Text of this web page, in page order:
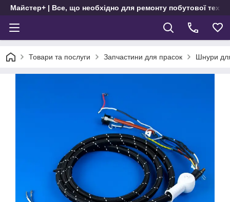
Майстер+ | Все, що необхідно для ремонту побутової
Товари та послуги Запчастини для прасок Шнури